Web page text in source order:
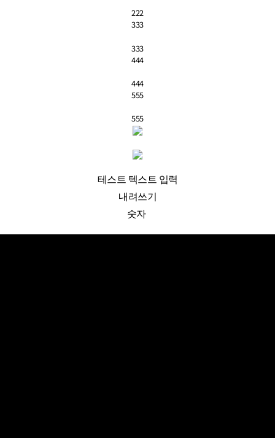
222
333
333
444
444
555
555
테스트 텍스트 입력
내려쓰기
숫자